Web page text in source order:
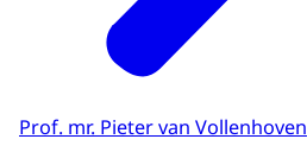
Prof. mr. Pieter van Vollenhoven